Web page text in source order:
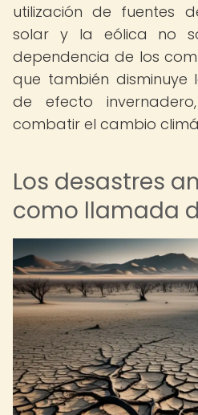
utilización de fuentes
solar y la eólica no
dependencia de los
que también disminuye
de efecto
combatir el cambio
Los desastres
como llamada